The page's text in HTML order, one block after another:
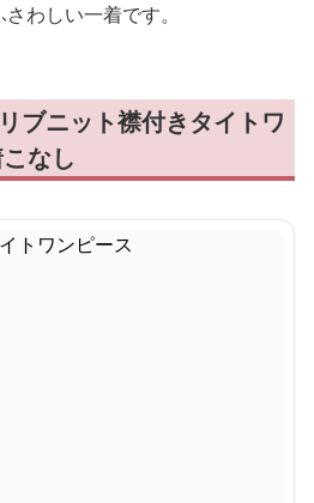
わしい一着です。
ブニット襟付きタイトワ
なし